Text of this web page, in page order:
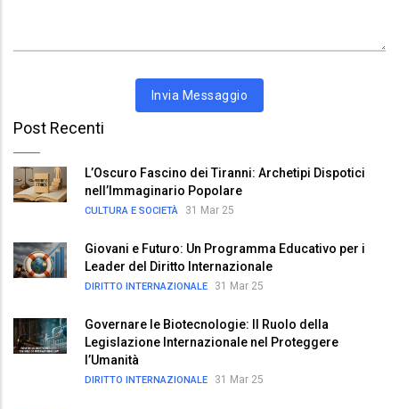
Post Recenti
L’Oscuro Fascino dei Tiranni: Archetipi Dispotici
nell’Immaginario Popolare
CULTURA E SOCIETÀ 31 Mar 25
Giovani e Futuro: Un Programma Educativo per i
Leader del Diritto Internazionale
DIRITTO INTERNAZIONALE 31 Mar 25
Governare le Biotecnologie: Il Ruolo della
Legislazione Internazionale nel Proteggere
l’Umanità
DIRITTO INTERNAZIONALE 31 Mar 25